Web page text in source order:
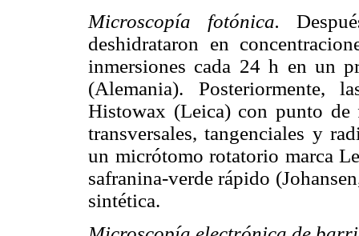
Microscopía fotónica.
deshidrataron en
inmersiones cada 24 h en un
(Alemania). Posteriormente,
Histowax (Leica) con punto de
transversales, tangenciales y
un micrótomo rotatorio marca
safranina-verde rápido
sintética.